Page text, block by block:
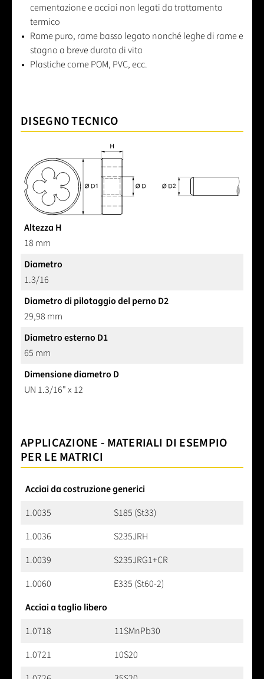
cementazione e acciai non legati da trattamento
termico
Rame puro, rame basso legato nonché leghe di rame e
stagno a breve durata di vita
Plastiche come POM, PVC, ecc.
DISEGNO TECNICO
Altezza H
18 mm
Diametro
1.3/16
Diametro di pilotaggio del perno D2
29,98 mm
Diametro esterno D1
65 mm
Dimensione diametro D
UN 1.3/16" x 12
APPLICAZIONE - MATERIALI DI ESEMPIO
PER LE MATRICI
Acciai da costruzione generici
1.0035
S185 (St33)
1.0036
S235JRH
1.0039
S235JRG1+CR
1.0060
E335 (St60-2)
Acciai a taglio libero
1.0718
11SMnPb30
1.0721
10S20